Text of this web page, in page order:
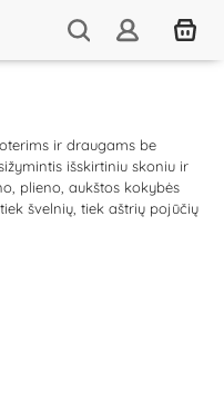
ir draugams be
išskirtiniu skoniu ir
plieno, aukštos kokybės
švelnių, tiek aštrių pojūčių